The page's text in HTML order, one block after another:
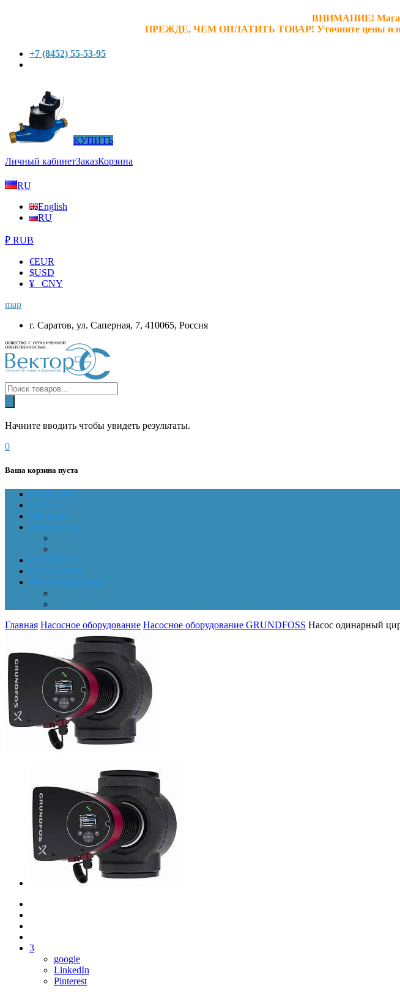
ВНИМАНИЕ!
ПРЕЖДЕ, ЧЕМ ОПЛАТИТЬ ТОВАР! Уточните цены и
+7 (8452) 55-53-95
ООО
КУПИТЬ
Личный кабинетЗаказКорзина
RU
English
RU
₽ RUB
€EUR
$USD
¥ CNY
map
г. Саратов, ул. Саперная, 7, 410065, Россия
Начните вводить чтобы увидеть результаты.
0
Ваша корзина пуста
ГЛАВНАЯ
О НАС
Магазин
Документы
НОВОСТИ
КОНТАКТЫ
Личный кабинет
Главная Насосное оборудование Насосное оборудование GRUNDFOSS Насос одинарный
3
google
LinkedIn
Pinterest